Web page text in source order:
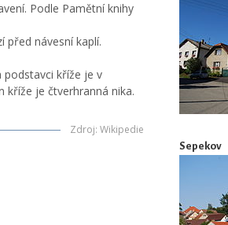
Podle Pamětní knihy
před návesní kaplí.
podstavci kříže je v
kříže je čtverhranná nika.
Zdroj: Wikipedie
Sepekov